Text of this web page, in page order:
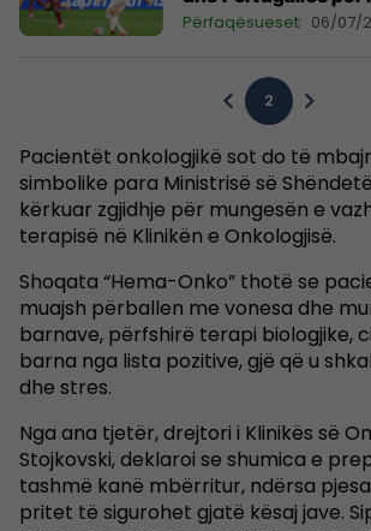
Përfaqësueset 06/07/
2
Pacientët onkologjikë sot do të
simbolike para Ministrisë së
kërkuar zgjidhje për mungesën e
terapisë në Klinikën e Onkologjisë.
Shoqata “Hema-Onko” thotë se
muajsh përballen me vonesa dhe
barnave, përfshirë terapi biologjike,
barna nga lista pozitive, gjë që u
dhe stres.
Nga ana tjetër, drejtori i Klinikës së
Stojkovski, deklaroi se shumica e
tashmë kanë mbërritur, ndërsa
pritet të sigurohet gjatë kësaj jave.